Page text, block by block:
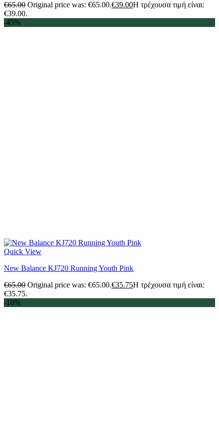
€65.00 Original price was: €65.00.€39.00Η τρέχουσα τιμή είναι:
€39.00.
-45%
Quick View
New Balance KJ720 Running Youth Pink
€65.00 Original price was: €65.00.€35.75Η τρέχουσα τιμή είναι:
€35.75.
-10%